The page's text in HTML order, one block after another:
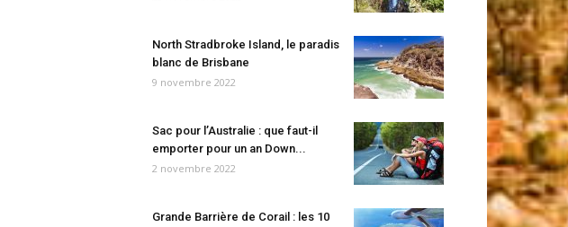
North Stradbroke Island, le paradis
blanc de Brisbane
9 novembre 2022
Sac pour l’Australie : que faut-il
emporter pour un an Down...
2 novembre 2022
Grande Barrière de Corail : les 10